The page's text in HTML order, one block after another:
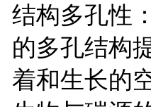
结构多孔性
的多孔结构
着和生长的